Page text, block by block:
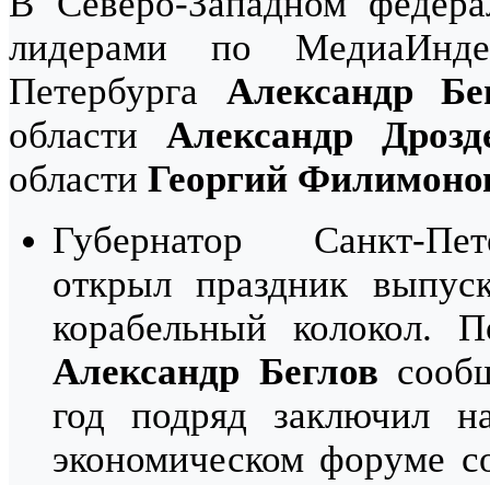
лидерами по
Петербурга Александр
области Александр
области Георгий
Губернатор Санкт-
открыл праздник
корабельный колокол.
Александр Беглов
год подряд заключил
экономическом форуме